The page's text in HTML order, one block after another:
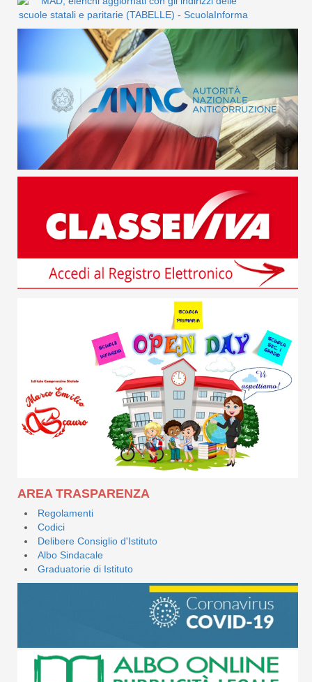
AREA TRASPARENZA
Regolamenti
Codici
Delibere Consiglio d'Istituto
Albo Sindacale
Graduatorie di Istituto